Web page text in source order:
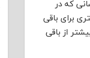
که در
برای باقی
از باقی